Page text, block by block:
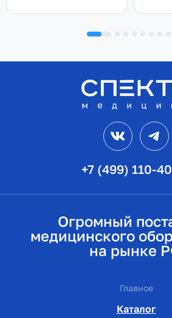
+7 (499) 110-
VK
Огромный
медицинского
на рынке
Главное
Каталог